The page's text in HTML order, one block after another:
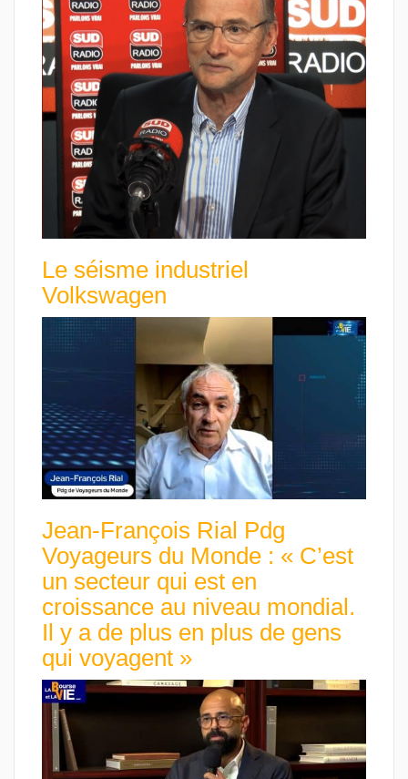
Le séisme industriel
Volkswagen
Jean-François Rial Pdg
Voyageurs du Monde : « C’est
un secteur qui est en
croissance au niveau mondial.
Il y a de plus en plus de gens
qui voyagent »